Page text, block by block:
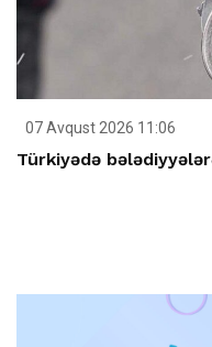
07 Avqust 2026 11:06
Türkiyədə